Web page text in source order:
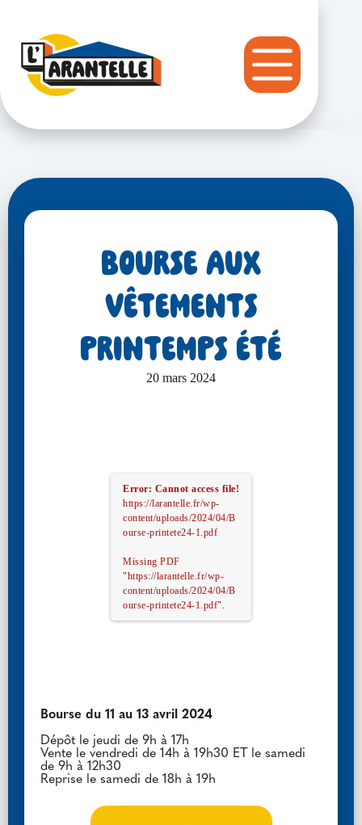
Bourse aux
Vêtements
printemps été
20 mars 2024
Error: Cannot access file!
https://larantelle.fr/wp-
content/uploads/2024/04/B
ourse-printete24-1.pdf
Missing PDF
"https://larantelle.fr/wp-
content/uploads/2024/04/B
ourse-printete24-1.pdf".
Bourse du 11 au 13 avril 2024
Dépôt le jeudi de 9h à 17h
Vente le vendredi de 14h à 19h30 ET le samedi
de 9h à 12h30
Reprise le samedi de 18h à 19h